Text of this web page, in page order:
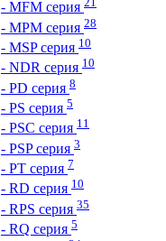
- MFM серия
- MPM серия 28
- MSP серия 10
- NDR серия 10
- PD серия 8
- PS серия 5
- PSC серия 11
- PSP серия 3
- PT серия 7
- RD серия 10
- RPS серия 35
- RQ серия 5